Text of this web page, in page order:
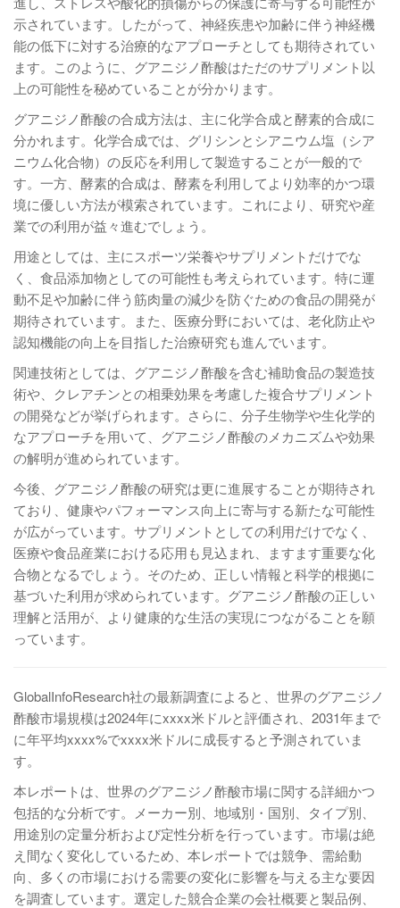
示されています。したがって、神経疾患や加齢に伴う神経機
能の低下に対する治療的なアプローチとしても期待されてい
ます。このように、グアニジノ酢酸はただのサプリメント以
上の可能性を秘めていることが分かります。
グアニジノ酢酸の合成方法は、主に化学合成と酵素的合成に
分かれます。化学合成では、グリシンとシアニウム塩（シア
ニウム化合物）の反応を利用して製造することが一般的で
す。一方、酵素的合成は、酵素を利用してより効率的かつ環
境に優しい方法が模索されています。これにより、研究や産
業での利用が益々進むでしょう。
用途としては、主にスポーツ栄養やサプリメントだけでな
く、食品添加物としての可能性も考えられています。特に運
動不足や加齢に伴う筋肉量の減少を防ぐための食品の開発が
期待されています。また、医療分野においては、老化防止や
認知機能の向上を目指した治療研究も進んでいます。
関連技術としては、グアニジノ酢酸を含む補助食品の製造技
術や、クレアチンとの相乗効果を考慮した複合サプリメント
の開発などが挙げられます。さらに、分子生物学や生化学的
なアプローチを用いて、グアニジノ酢酸のメカニズムや効果
の解明が進められています。
今後、グアニジノ酢酸の研究は更に進展することが期待され
ており、健康やパフォーマンス向上に寄与する新たな可能性
が広がっています。サプリメントとしての利用だけでなく、
医療や食品産業における応用も見込まれ、ますます重要な化
合物となるでしょう。そのため、正しい情報と科学的根拠に
基づいた利用が求められています。グアニジノ酢酸の正しい
理解と活用が、より健康的な生活の実現につながることを願
っています。
GlobalInfoResearch社の最新調査によると、世界のグアニジノ
酢酸市場規模は2024年にxxxx米ドルと評価され、2031年まで
に年平均xxxx%でxxxx米ドルに成長すると予測されていま
す。
本レポートは、世界のグアニジノ酢酸市場に関する詳細かつ
包括的な分析です。メーカー別、地域別・国別、タイプ別、
用途別の定量分析および定性分析を行っています。市場は絶
え間なく変化しているため、本レポートでは競争、需給動
向、多くの市場における需要の変化に影響を与える主な要因
を調査しています。選定した競合企業の会社概要と製品例、